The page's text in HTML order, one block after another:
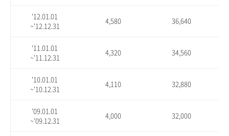
'12.01.01
~'12.12.31
4,580 36,640
'11.01.01
~'11.12.31
4,320 34,560
'10.01.01
~'10.12.31
4,110 32,880
'09.01.01
~'09.12.31
4,000 32,000